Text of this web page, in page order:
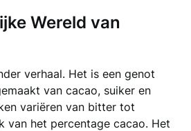
Wereld van
verhaal. Het is een genot
van cacao, suiker en
variëren van bitter tot
van het percentage cacao. Het